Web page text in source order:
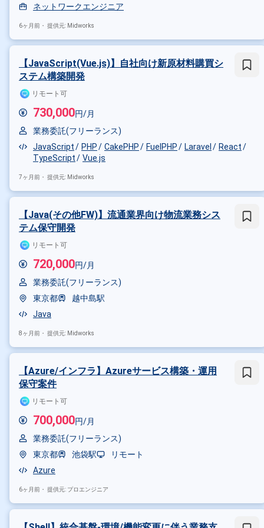
ネットワークエンジニア
6ヶ月前・ 提供元: Midworks
【JavaScript(Vue.js)】自社向け新原材料購買シ
ステム構築開発
リモート可
730,000円/月
業務委託(フリーランス)
JavaScript
PHP CakePHP FuelPHP Laravel
React
TypeScript
Vue.js
7ヶ月前・ 提供元: Midworks
【Java(その他FW)】流通業界向け物流業務シス
テム保守開発
リモート可
720,000円/月
業務委託(フリーランス)
東京都
越中島駅
Java
8ヶ月前・ 提供元: Midworks
【Azure/インフラ】Azureサービス構築・運用
保守案件
リモート可
700,000円/月
業務委託(フリーランス)
東京都
池袋駅
リモート
Azure
6ヶ月前・ 提供元: プロエンジニア
職種で絞り込む
Shell × インフラエンジニア
その他の職種から探す
インフラエンジニア サーバー